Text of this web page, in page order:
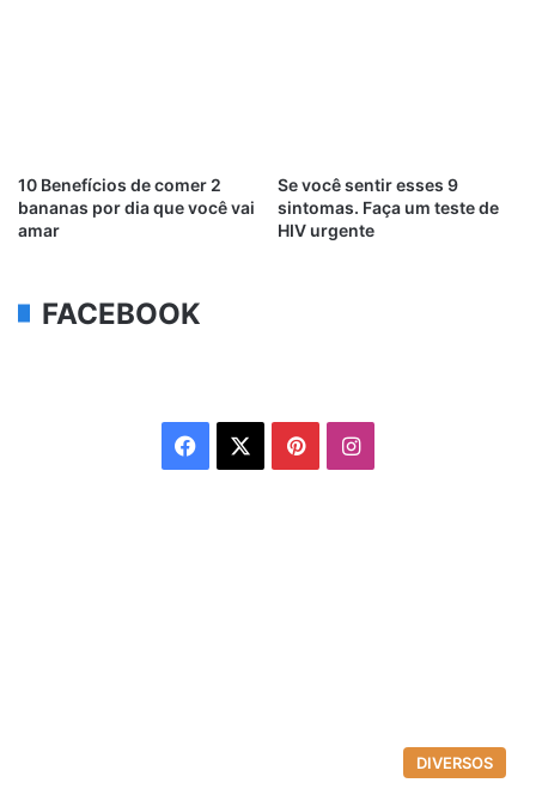
10 Benefícios de comer 2
bananas por dia que você vai
amar
Se você sentir esses 9
sintomas. Faça um teste de
HIV urgente
FACEBOOK
Facebook PinterestInstagram
DIVERSOS